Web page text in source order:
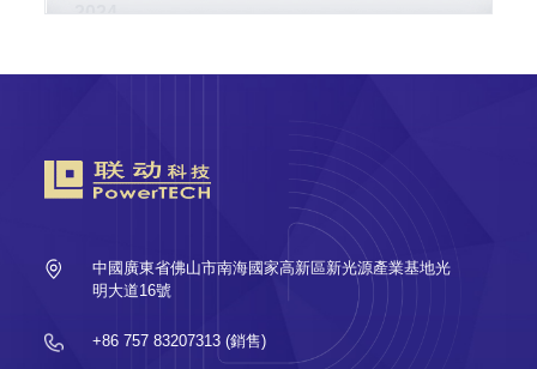
2024
2023-07-03
精彩聯動 SEMICON Taiwan 2023落幕的展
2023-05-19
聯動科技成功參展第五屆SEMI-e深圳國際半
中國廣東省佛山市南海國家高新區新光源產業基地光
明大道16號
+86 757 83207313 (銷售)